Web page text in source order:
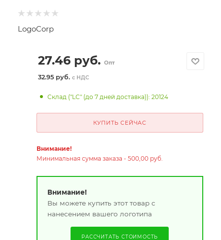
LogoCorp
27.46руб. Опт
32.95 руб. с НДС
Склад ("LC" (до 7 дней доставка)): 20124
КУПИТЬ СЕЙЧАС
Внимание!
Минимальная сумма заказа - 500,00 руб.
Внимание!
Вы можете купить этот товар с
нанесением вашего логотипа
РАССЧИТАТЬ СТОИМОСТЬ